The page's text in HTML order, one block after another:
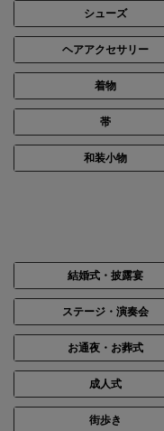
シューズ
ヘアアクセサリー
着物
帯
和装小物
結婚式・披露宴
ステージ・演奏会
お通夜・お葬式
成人式
街歩き